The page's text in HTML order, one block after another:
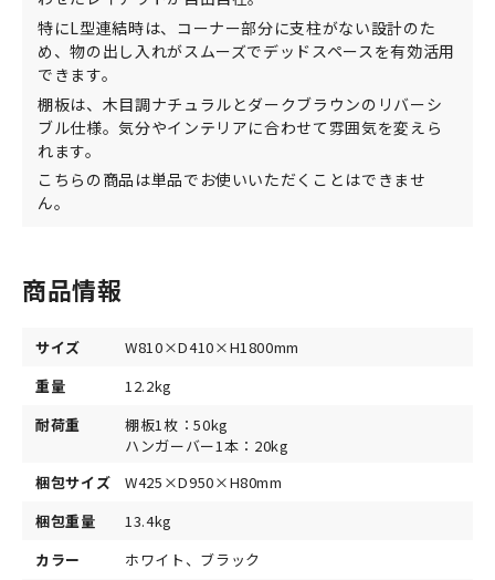
特にL型連結時は、コーナー部分に支柱がない設計のた
め、物の出し入れがスムーズでデッドスペースを有効活用
できます。
棚板は、木目調ナチュラルとダークブラウンのリバーシ
ブル仕様。気分やインテリアに合わせて雰囲気を変えら
れます。
こちらの商品は単品でお使いいただくことはできませ
ん。
商品情報
サイズ
W810×D410×H1800mm
重量
12.2kg
耐荷重
棚板1枚：50kg
ハンガーバー1本：20kg
梱包サイズ
W425×D950×H80mm
梱包重量
13.4kg
カラー
ホワイト、ブラック